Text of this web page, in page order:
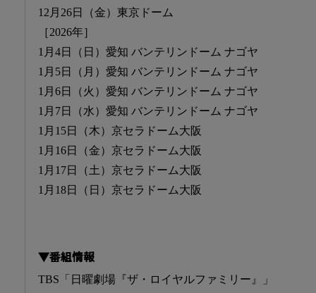
12月26日（金）東京ドーム
［2026年］
1月4日（日）愛知 バンテリンドーム ナゴヤ
1月5日（月）愛知 バンテリンドーム ナゴヤ
1月6日（火）愛知 バンテリンドーム ナゴヤ
1月7日（水）愛知 バンテリンドーム ナゴヤ
1月15日（木）京セラドーム大阪
1月16日（金）京セラドーム大阪
1月17日（土）京セラドーム大阪
1月18日（日）京セラドーム大阪
▼番組情報
TBS「日曜劇場『ザ・ロイヤルファミリー』」